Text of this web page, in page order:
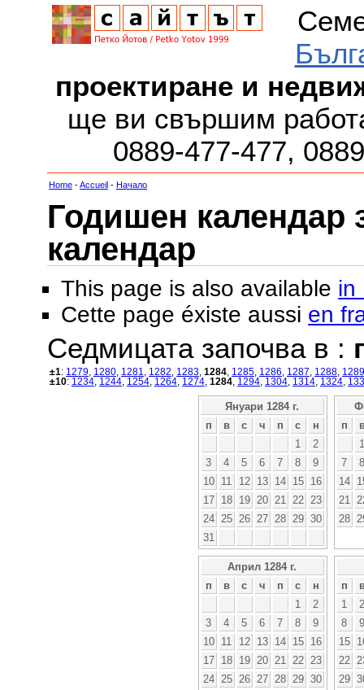
проектиране и
ще ви свършим
0889-477-477,
Home -Accueil - Начало
Годишен календар
календар
This page is also available in
Cette page éxiste aussi en
Седмицата започва в :
±1: 1279 1280 1281 1282 1283 1284 1285 1286 1287 1288 1289
±10: 1234 1244 1254 1264 1274 1284 1294 1304 1314 1324
Януари 1284 г.
п
в с ч п с
н
1
2
3
4 5 6 7 8
9
10
11 12 13 14 15
16
17
18 19 20 21 22
23
24
25 26 27 28 29 30
31
п
1
7
8
14
21
28
Април 1284 г.
п
в с ч п с
н
1
2
3
4 5 6 7 8
9
10
11 12 13 14 15
16
17
18 19 20 21 22
23
24
25 26 27 28 29 30
п
1
2
8
9
15
22
29